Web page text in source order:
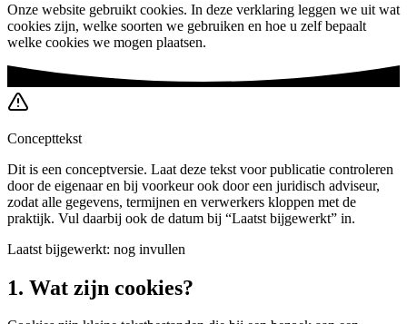
Onze website gebruikt cookies. In deze verklaring leggen we uit wat
cookies zijn, welke soorten we gebruiken en hoe u zelf bepaalt
welke cookies we mogen plaatsen.
Concepttekst
Dit is een conceptversie. Laat deze tekst voor publicatie controleren
door de eigenaar en bij voorkeur ook door een juridisch adviseur,
zodat alle gegevens, termijnen en verwerkers kloppen met de
praktijk. Vul daarbij ook de datum bij “Laatst bijgewerkt” in.
Laatst bijgewerkt: nog invullen
1. Wat zijn cookies?